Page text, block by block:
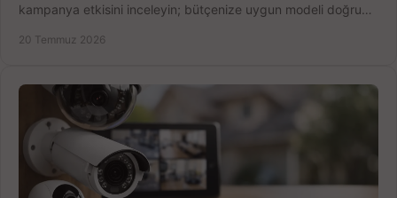
kampanya etkisini inceleyin; bütçenize uygun modeli doğru
20 Temmuz 2026